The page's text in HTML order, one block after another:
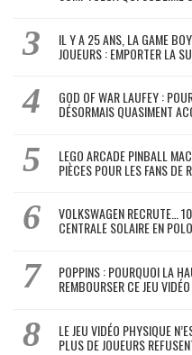
IL Y A 25 ANS, LA GAME
JOUEURS : EMPORTER LA
GOD OF WAR LAUFEY :
DÉSORMAIS QUASIMENT
LEGO ARCADE PINBALL
PIÈCES POUR LES FANS DE
VOLKSWAGEN RECRUTE…
CENTRALE SOLAIRE EN
POPPINS : POURQUOI LA
REMBOURSER CE JEU
LE JEU VIDÉO PHYSIQUE
PLUS DE JOUEURS